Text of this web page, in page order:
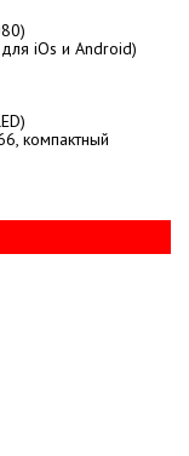
iOs и Android)
компактный